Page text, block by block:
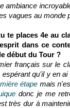
ambiance
vagues au monde
te places 4e au
dans ce
début du Tour ?
français sur le
qu'il y en
étape mais
donc je me
très dur à